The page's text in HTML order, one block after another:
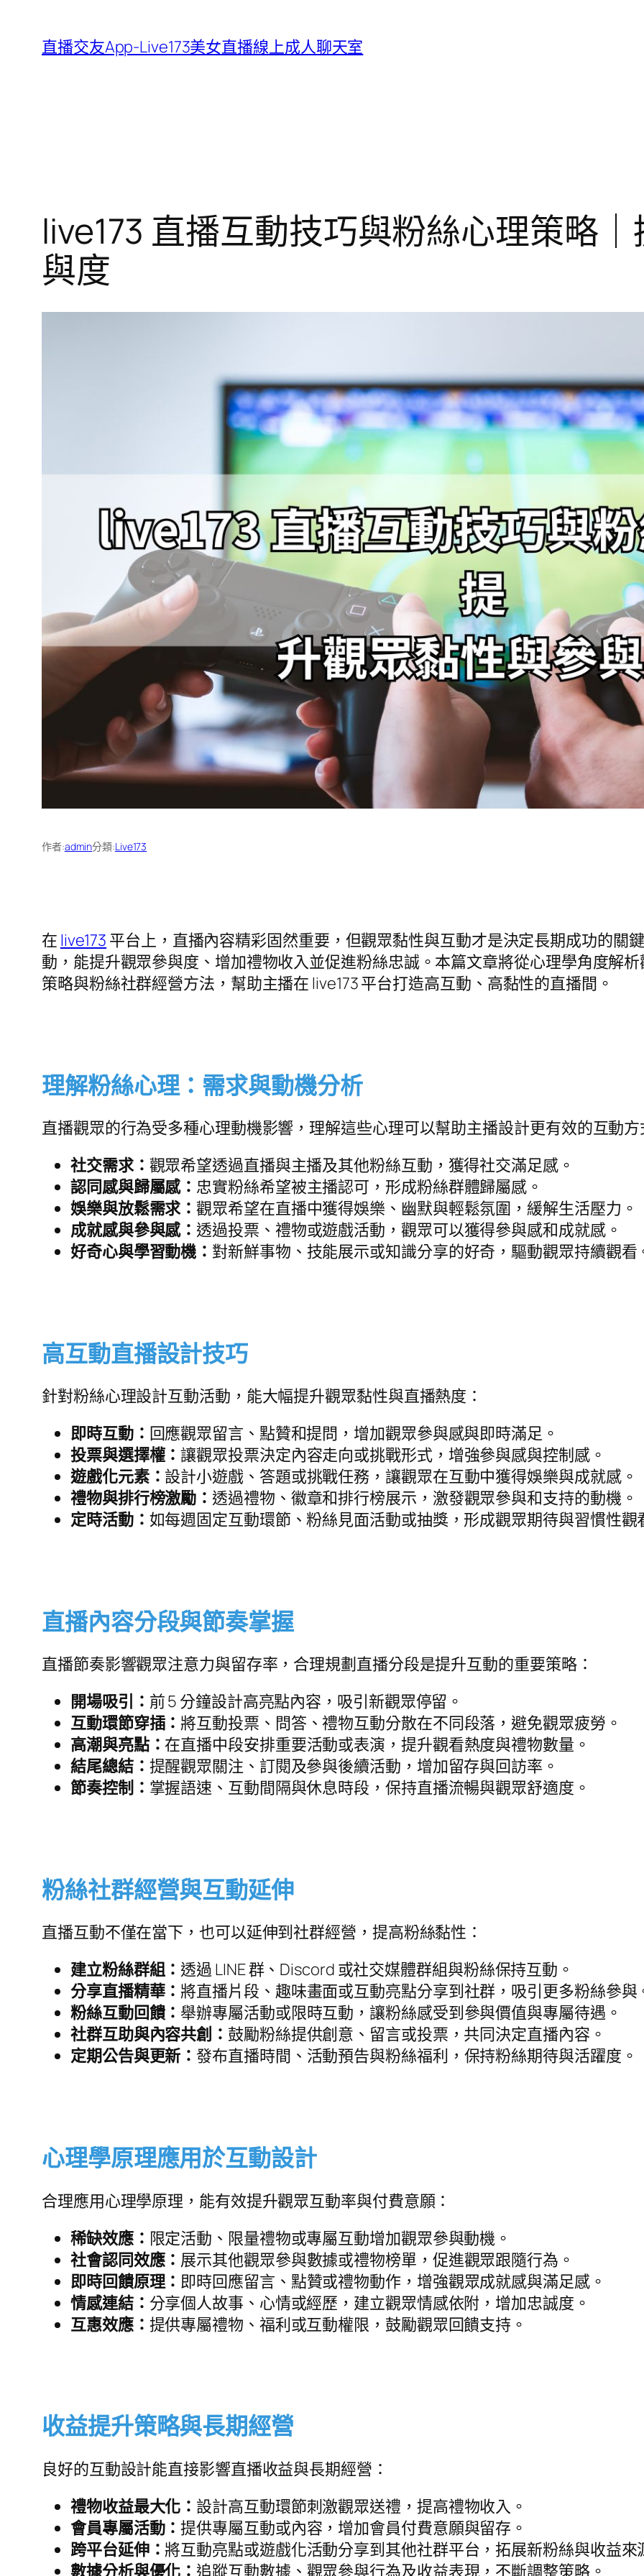
直播交友App-Live173美女直播線上成人聊天室
live173 直播互動技巧與粉絲心理策略
與度
作者:admin分類:Live173
在 live173 平台上，直播內容精彩固然重要，但觀眾黏性與互動才是決定長期成功的關
動，能提升觀眾參與度、增加禮物收入並促進粉絲忠誠。本篇文章將從心理學角度解
策略與粉絲社群經營方法，幫助主播在 live173 平台打造高互動、高黏性的直播間。
理解粉絲心理：需求與動機分析
直播觀眾的行為受多種心理動機影響，理解這些心理可以幫助主播設計更有效的互動
社交需求： 觀眾希望透過直播與主播及其他粉絲互動，獲得社交滿足感。
認同感與歸屬感： 忠實粉絲希望被主播認可，形成粉絲群體歸屬感。
娛樂與放鬆需求：觀眾希望在直播中獲得娛樂、幽默與輕鬆氛圍，緩解生活壓力。
成就感與參與感： 透過投票、禮物或遊戲活動，觀眾可以獲得參與感和成就感。
好奇心與學習動機： 對新鮮事物、技能展示或知識分享的好奇，驅動觀眾持續觀看
高互動直播設計技巧
針對粉絲心理設計互動活動，能大幅提升觀眾黏性與直播熱度：
即時互動： 回應觀眾留言、點贊和提問，增加觀眾參與感與即時滿足。
投票與選擇權：讓觀眾投票決定內容走向或挑戰形式，增強參與感與控制感。
遊戲化元素： 設計小遊戲、答題或挑戰任務，讓觀眾在互動中獲得娛樂與成就感。
禮物與排行榜激勵： 透過禮物、徽章和排行榜展示，激發觀眾參與和支持的動機。
定時活動： 如每週固定互動環節、粉絲見面活動或抽獎，形成觀眾期待與習慣性觀
直播內容分段與節奏掌握
直播節奏影響觀眾注意力與留存率，合理規劃直播分段是提升互動的重要策略：
開場吸引： 前 5 分鐘設計高亮點內容，吸引新觀眾停留。
互動環節穿插：將互動投票、問答、禮物互動分散在不同段落，避免觀眾疲勞。
高潮與亮點： 在直播中段安排重要活動或表演，提升觀看熱度與禮物數量。
結尾總結： 提醒觀眾關注、訂閱及參與後續活動，增加留存與回訪率。
節奏控制： 掌握語速、互動間隔與休息時段，保持直播流暢與觀眾舒適度。
粉絲社群經營與互動延伸
直播互動不僅在當下，也可以延伸到社群經營，提高粉絲黏性：
建立粉絲群組： 透過 LINE 群、Discord 或社交媒體群組與粉絲保持互動。
分享直播精華：將直播片段、趣味畫面或互動亮點分享到社群，吸引更多粉絲參與
粉絲互動回饋： 舉辦專屬活動或限時互動，讓粉絲感受到參與價值與專屬待遇。
社群互助與內容共創： 鼓勵粉絲提供創意、留言或投票，共同決定直播內容。
定期公告與更新：發布直播時間、活動預告與粉絲福利，保持粉絲期待與活躍度。
心理學原理應用於互動設計
合理應用心理學原理，能有效提升觀眾互動率與付費意願：
稀缺效應： 限定活動、限量禮物或專屬互動增加觀眾參與動機。
社會認同效應： 展示其他觀眾參與數據或禮物榜單，促進觀眾跟隨行為。
即時回饋原理： 即時回應留言、點贊或禮物動作，增強觀眾成就感與滿足感。
情感連結： 分享個人故事、心情或經歷，建立觀眾情感依附，增加忠誠度。
互惠效應： 提供專屬禮物、福利或互動權限，鼓勵觀眾回饋支持。
收益提升策略與長期經營
良好的互動設計能直接影響直播收益與長期經營：
禮物收益最大化： 設計高互動環節刺激觀眾送禮，提高禮物收入。
會員專屬活動：提供專屬互動或內容，增加會員付費意願與留存。
跨平台延伸：將互動亮點或遊戲化活動分享到其他社群平台，拓展新粉絲與收益來
數據分析與優化： 追蹤互動數據、觀眾參與行為及收益表現，不斷調整策略。